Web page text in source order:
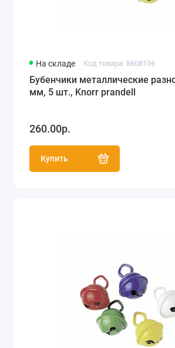
На складе Код товара: 8608156
Бубенчики металлические
мм, 5 шт., Knorr prandell
260.00р.
Купить